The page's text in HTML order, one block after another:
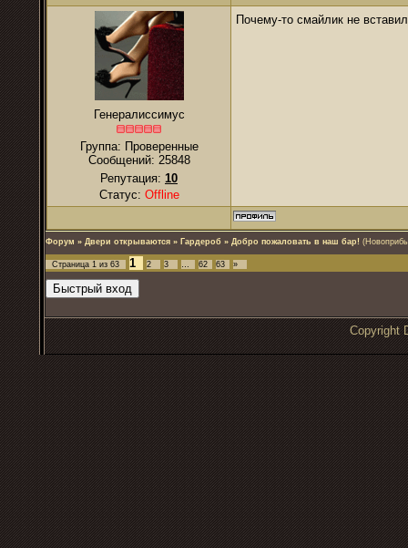
Генералиссимус
Группа: Проверенные
Сообщений: 25848
Репутация: 10
Статус: Offline
Почему-то смайлик не
Форум » Двери открываются » Гардероб » Добро пожаловать в наш бар!
Страница 1 из 63 1 2 3 … 62 63 »
Copyright